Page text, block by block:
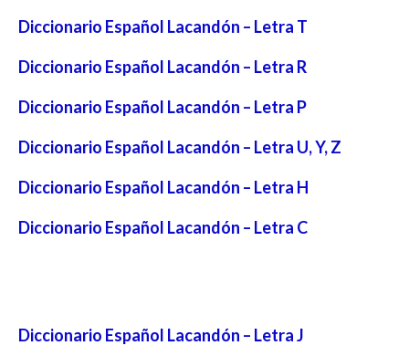
Diccionario Español Lacandón – Letra T
Diccionario Español Lacandón – Letra R
Diccionario Español Lacandón – Letra P
Diccionario Español Lacandón – Letra U, Y, Z
Diccionario Español Lacandón – Letra H
Diccionario Español Lacandón – Letra C
Diccionario Español Lacandón – Letra J